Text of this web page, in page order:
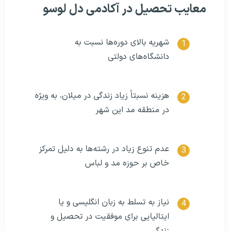
معایب تحصیل در آکادمی دل لوسو
شهریه بالای دوره‌ها نسبت به
دانشگاه‌های دولتی
هزینه نسبتاً زیاد زندگی در میلان، به ویژه
در منطقه مد این شهر
عدم تنوع زیاد در رشته‌ها به دلیل تمرکز
خاص بر حوزه مد و لباس
نیاز به تسلط به زبان انگلیسی و یا
ایتالیایی برای موفقیت در تحصیل و